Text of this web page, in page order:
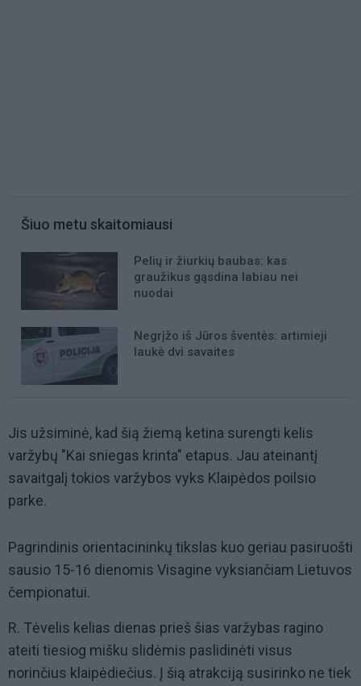
Šiuo metu skaitomiausi
Pelių ir žiurkių baubas: kas
graužikus gąsdina labiau nei
nuodai
Negrįžo iš Jūros šventės: artimieji
laukė dvi savaites
Jis užsiminė, kad šią žiemą ketina surengti kelis
varžybų "Kai sniegas krinta" etapus. Jau ateinantį
savaitgalį tokios varžybos vyks Klaipėdos poilsio
parke.
Pagrindinis orientacininkų tikslas kuo geriau pasiruošti
sausio 15-16 dienomis Visagine vyksiančiam Lietuvos
čempionatui.
R. Tėvelis kelias dienas prieš šias varžybas ragino
ateiti tiesiog mišku slidėmis paslidinėti visus
norinčius klaipėdiečius. Į šią atrakciją susirinko ne tiek